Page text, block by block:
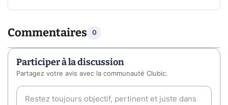
Commentaires 0
Participer à la discussion
Partagez votre avis avec la communauté Clubic.